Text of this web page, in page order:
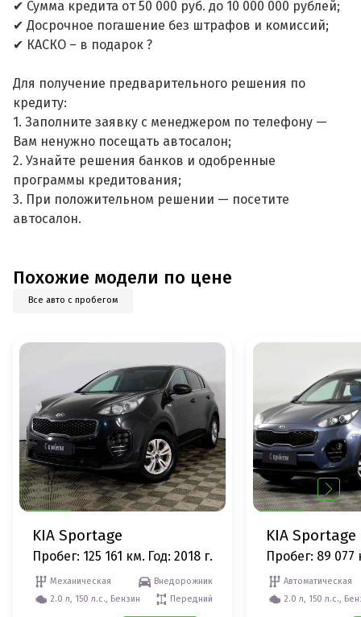
✔ Сумма кредита от 50 000 руб. до 10 000 000 рублей;
✔ Досрочное погашение без штрафов и комиссий;
✔ КАСКО – в подарок ?
Для получение предварительного решения по
кредиту:
1. Заполните заявку с менеджером по телефону —
Вам ненужно посещать автосалон;
2. Узнайте решения банков и одобренные
программы кредитования;
3. При положительном решении — посетите
автосалон.
Похожие модели по цене
Все авто с пробегом
KIA Sportage
Пробег: 125 161 км. Год: 2018 г.
Механическая
Внедорожник
2.0 л, 150 л.с., Бензин
Передний
KIA Sportage
Пробег: 89 077
Автоматическая
2.0 л, 150 л.с.,